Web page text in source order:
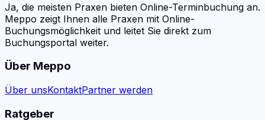
Ja, die meisten Praxen bieten Online-Terminbuchung an.
Meppo zeigt Ihnen alle Praxen mit Online-
Buchungsmöglichkeit und leitet Sie direkt zum
Buchungsportal weiter.
Über Meppo
Über unsKontaktPartner werden
Ratgeber